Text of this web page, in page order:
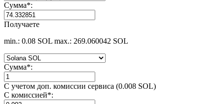
Сумма*:
Получаете
min.: 0.08 SOL max.: 269.060042 SOL
Сумма*:
С учетом доп. комиссии сервиса (0.008 SOL)
С комиссией*: